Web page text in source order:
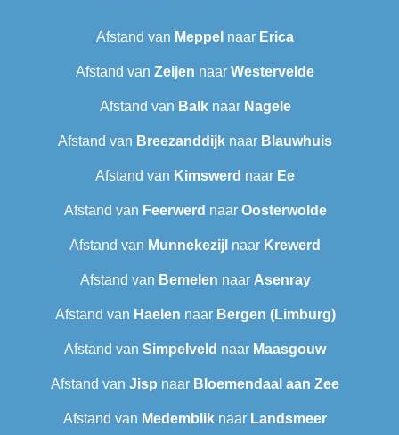
Afstand van Meppel naar Erica
Afstand van Zeijen naar Westervelde
Afstand van Balknaar Nagele
Afstand van Breezanddijk naar Blauwhuis
Afstand van Kimswerd naar Ee
Afstand van Feerwerd naar Oosterwolde
Afstand van Munnekezijl naar Krewerd
Afstand van Bemelen naar Asenray
Afstand van Haelen naar Bergen (Limburg)
Afstand van Simpelveld naar Maasgouw
Afstand van Jisp naar Bloemendaal aan Zee
Afstand van Medemblik naar Landsmeer